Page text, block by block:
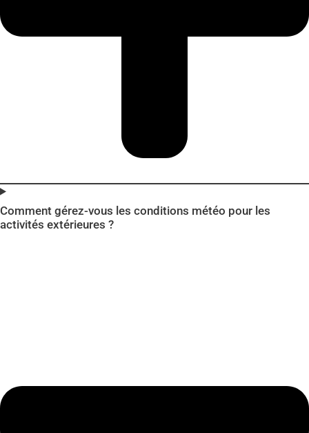
Comment gérez-vous les conditions météo pour les
activités extérieures ?